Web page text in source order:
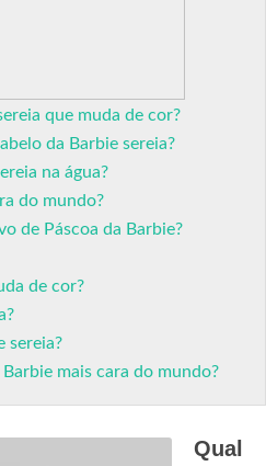
que muda de cor?
da Barbie sereia?
na água?
do mundo?
de Páscoa da Barbie?
de cor?
sereia?
mais cara do mundo?
Qual